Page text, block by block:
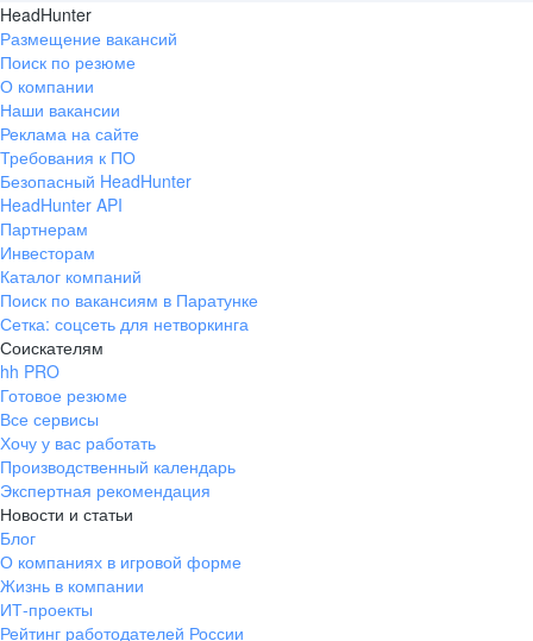
HeadHunter
Размещение вакансий
Поиск по резюме
О компании
Наши вакансии
Реклама на сайте
Требования к ПО
Безопасный HeadHunter
HeadHunter API
Партнерам
Инвесторам
Каталог компаний
Поиск по вакансиям в Паратунке
Сетка: соцсеть для нетворкинга
Соискателям
hh PRO
Готовое резюме
Все сервисы
Хочу у вас работать
Производственный календарь
Экспертная рекомендация
Новости и статьи
Блог
О компаниях в игровой форме
Жизнь в компании
ИТ-проекты
Рейтинг работодателей России